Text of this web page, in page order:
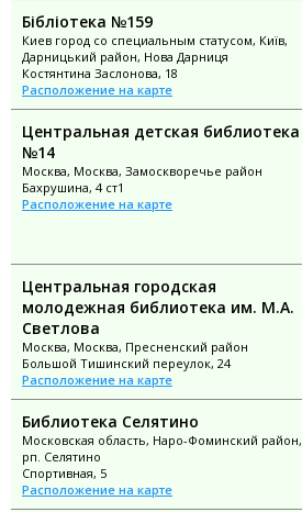
Бібліотека №159
Киев город со специальным статусом, Київ,
Дарницький район, Нова Дарниця
Костянтина Заслонова, 18
Расположение на карте
Центральная детская библиотека
№14
Москва, Москва, Замоскворечье район
Бахрушина, 4 ст1
Расположение на карте
Центральная городская
молодежная библиотека им. М.А.
Светлова
Москва, Москва, Пресненский район
Большой Тишинский переулок, 24
Расположение на карте
Библиотека Селятино
Московская область, Наро-Фоминский район,
рп. Селятино
Спортивная, 5
Расположение на карте